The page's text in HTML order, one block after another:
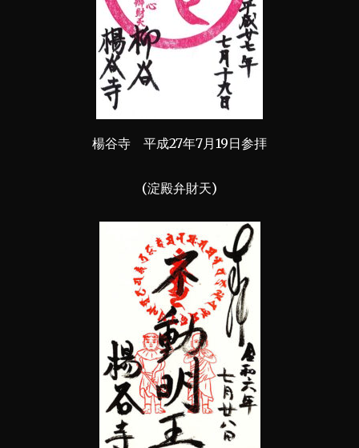
楊谷寺 平成27年7月19日参拝
(淀殿弁財天)